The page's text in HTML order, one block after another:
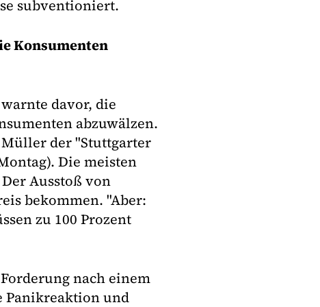
subventioniert.
Konsumenten
davor, die
abzuwälzen.
Müller der "Stuttgarter
Die meisten
Ausstoß von
bekommen. "Aber:
zu 100 Prozent
nach einem
Panikreaktion und